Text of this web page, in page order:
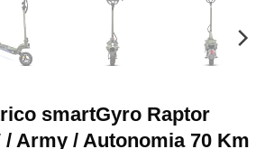
smartGyro Raptor
/ Army / Autonomia 70 Km